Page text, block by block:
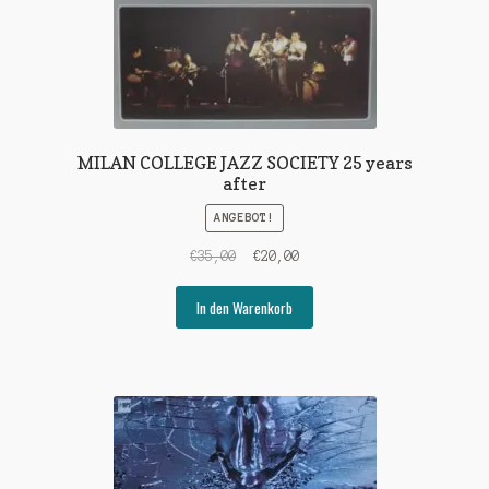
MILAN COLLEGE JAZZ SOCIETY 25 years
after
ANGEBOT!
€35,00
Ursprünglicher
war:
€35,00
€20,00Aktueller
€20,00.
In den Warenkorb